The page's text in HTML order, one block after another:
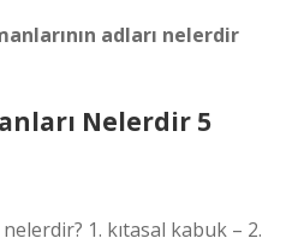
adları nelerdir
Nelerdir 5
1. kıtasal kabuk – 2.